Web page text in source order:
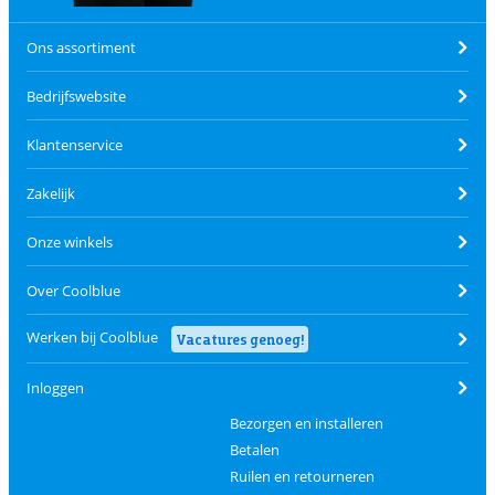
Ons assortiment
Bedrijfswebsite
Klantenservice
Zakelijk
Onze winkels
Over Coolblue
Werken bij Coolblue Vacatures genoeg!
Inloggen
Bezorgen en installeren
Betalen
Ruilen en retourneren